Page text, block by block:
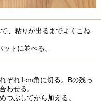
、粘りが出るまでよくこね
トに並べる。
ぞれ1cm角に切る。Bの残っ
わせる。
つぶしてから加える。